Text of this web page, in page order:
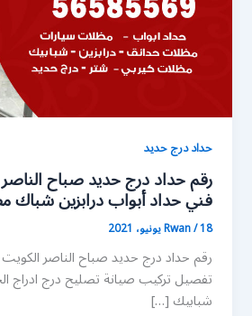
حداد درج حديد
فني حداد أبواب درابزين شباك
Rwan/18 يونيو، 2021
رقم حداد درج حديد صباح الناصر
تفصيل تركيب صيانة تصليح درج ادراج
شبابيك […]